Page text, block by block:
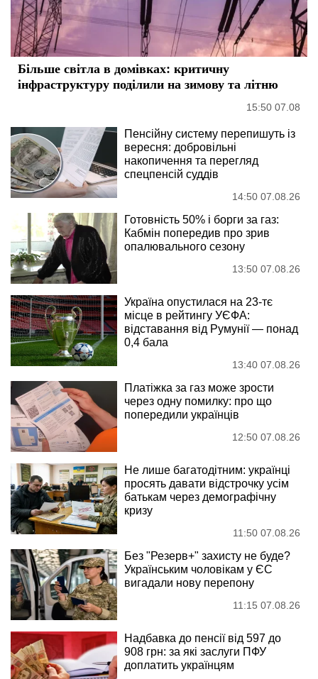
Більше світла в домівках: критичну
інфраструктуру поділили на зимову та літню
15:50 07.08
Пенсійну систему перепишуть із
вересня: добровільні
накопичення та перегляд
спецпенсій суддів
14:50 07.08.26
Готовність 50% і борги за газ:
Кабмін попередив про зрив
опалювального сезону
13:50 07.08.26
Україна опустилася на 23-тє
місце в рейтингу УЄФА:
відставання від Румунії — понад
0,4 бала
13:40 07.08.26
Платіжка за газ може зрости
через одну помилку: про що
попередили українців
12:50 07.08.26
Не лише багатодітним: українці
просять давати відстрочку усім
батькам через демографічну
кризу
11:50 07.08.26
Без "Резерв+" захисту не буде?
Українським чоловікам у ЄС
вигадали нову перепону
11:15 07.08.26
Надбавка до пенсії від 597 до
908 грн: за які заслуги ПФУ
доплатить українцям